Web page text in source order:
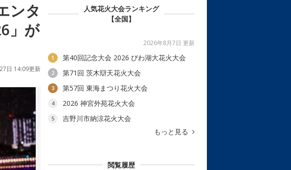
ンタ
」が
日 14:09更新
人気花火大会ランキング
【全国】
2026年8月7日 更新
1 第40回記念大会 2026 びわ湖大花火大会
2 第71回 茨木辯天花火大会
3 第57回 東海まつり花火大会
4 2026 神宮外苑花火大会
5
吉野川市納涼花火大会
もっと見る
閲覧履歴